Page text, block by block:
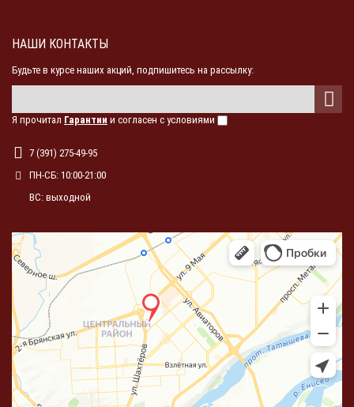
НАШИ КОНТАКТЫ
Будьте в курсе наших акций, подпишитесь на рассылку:
Я прочитал Гарантии и согласен с условиями
7 (391) 275-49-95
ПН-СБ: 10:00-21:00
ВС: выходной